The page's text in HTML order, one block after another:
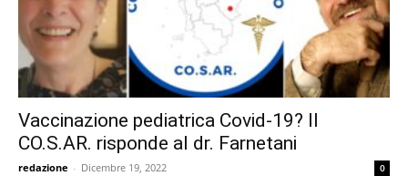
Vaccinazione pediatrica Covid-19? Il
CO.S.AR. risponde al dr. Farnetani
redazione - Dicembre 19, 2022 0